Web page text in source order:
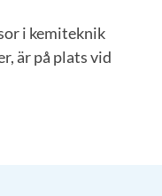
i kemiteknik
är på plats vid